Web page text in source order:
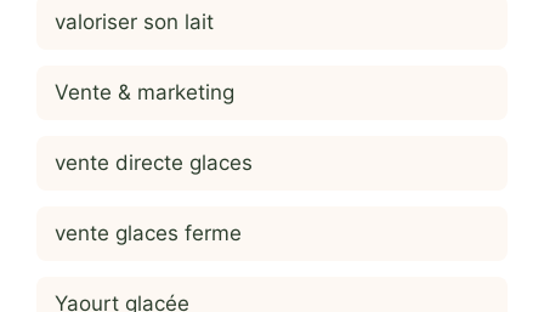
valoriser son lait
Vente & marketing
vente directe glaces
vente glaces ferme
Yaourt glacée